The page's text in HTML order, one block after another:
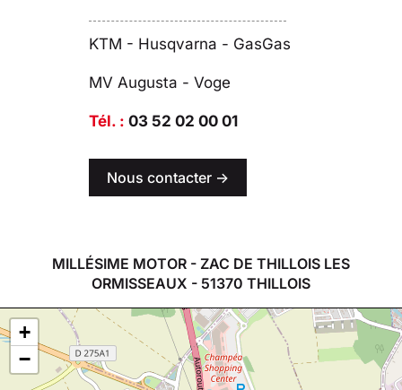
KTM - Husqvarna - GasGas
MV Augusta - Voge
Tél. : 03 52 02 00 01
Nous contacter ->
MILLÉSIME MOTOR - ZAC DE THILLOIS LES
ORMISSEAUX - 51370 THILLOIS
+
−